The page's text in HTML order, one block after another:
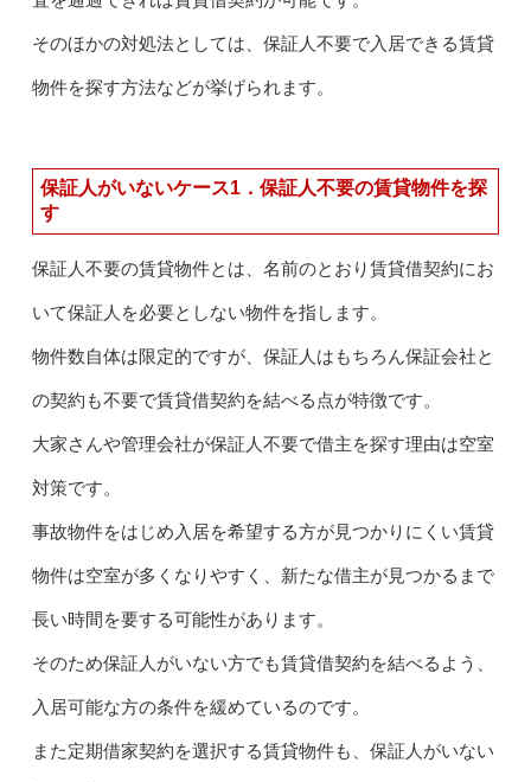
そのほかの対処法としては、保証人不要で入居できる賃貸
物件を探す方法などが挙げられます。
保証人がいないケース1．保証人不要の賃貸物件を探
す
保証人不要の賃貸物件とは、名前のとおり賃貸借契約にお
いて保証人を必要としない物件を指します。
物件数自体は限定的ですが、保証人はもちろん保証会社と
の契約も不要で賃貸借契約を結べる点が特徴です。
大家さんや管理会社が保証人不要で借主を探す理由は空室
対策です。
事故物件をはじめ入居を希望する方が見つかりにくい賃貸
物件は空室が多くなりやすく、新たな借主が見つかるまで
長い時間を要する可能性があります。
そのため保証人がいない方でも賃貸借契約を結べるよう、
入居可能な方の条件を緩めているのです。
また定期借家契約を選択する賃貸物件も、保証人がいない